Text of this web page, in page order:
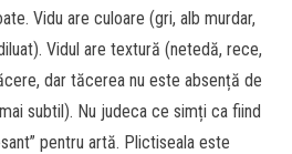
Vidu are culoare (gri, alb murdar,
Vidul are textură (netedă, rece,
dar tăcerea nu este absență de
subtil). Nu judeca ce simți ca fiind
pentru artă. Plictiseala este